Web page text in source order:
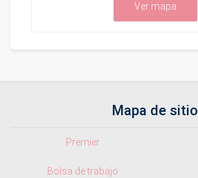
Ver mapa
Mapa de sitio
Premier
Bolsa de trabajo